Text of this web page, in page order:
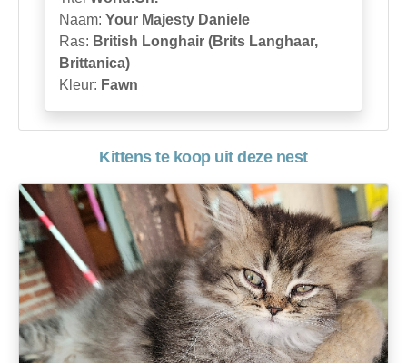
Naam: Your Majesty Daniele
Ras: British Longhair (Brits Langhaar,
Brittanica)
Kleur: Fawn
Kittens te koop uit deze nest